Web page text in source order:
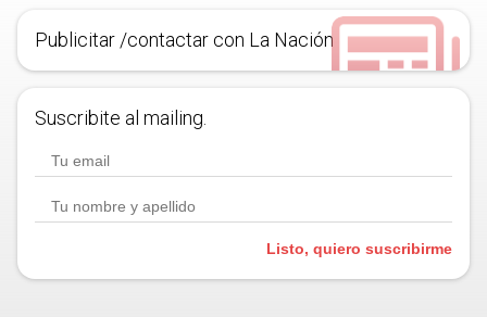
Publicitar /contactar con La Nación
Suscribite al mailing.
Listo, quiero suscribirme